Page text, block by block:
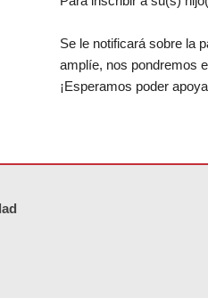
Se le notificará sobre la
amplíe, nos pondremos
¡Esperamos poder